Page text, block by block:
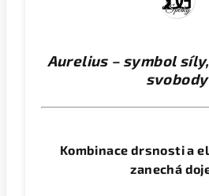
Aurelius – symbol
svobody
Kombinace drsnosti a
zanechá